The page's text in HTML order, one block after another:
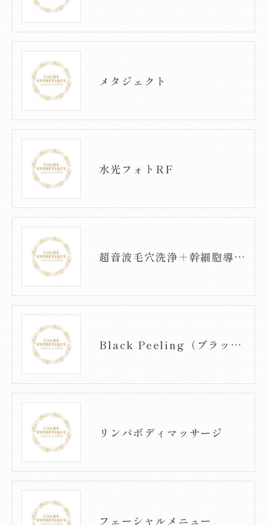
メタジェクト
水光フォトRF
超音波毛穴洗浄＋幹細胞導入フェイシャル
Black Peeling（ブラックピーリング）
リンパボディマッサージ
フェーシャルメニュー